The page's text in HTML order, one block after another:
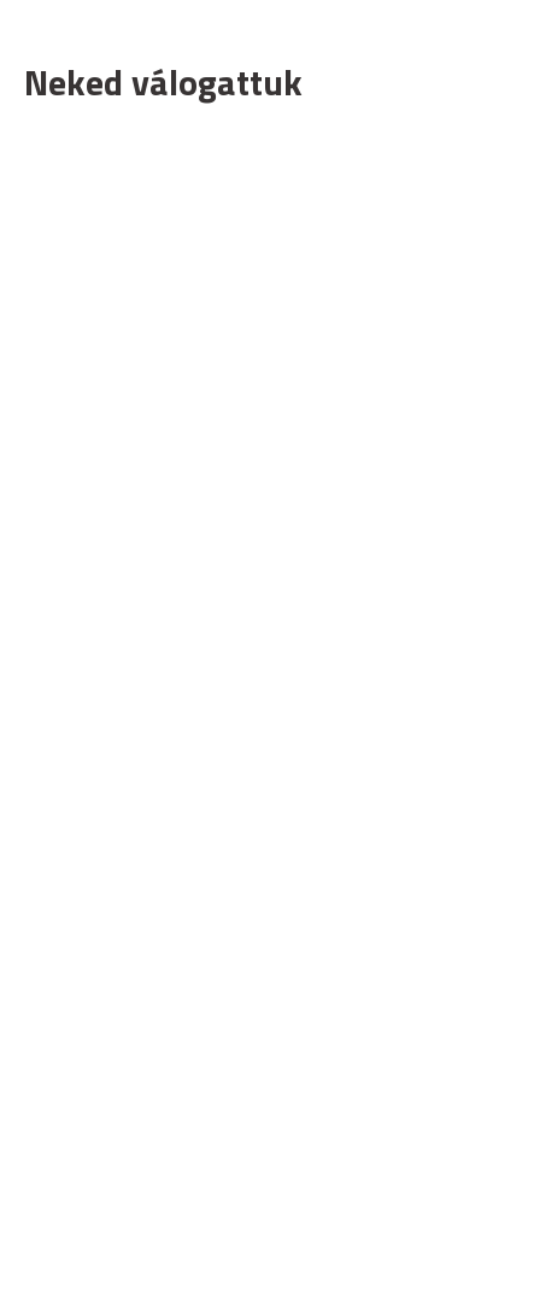
Neked válogattuk